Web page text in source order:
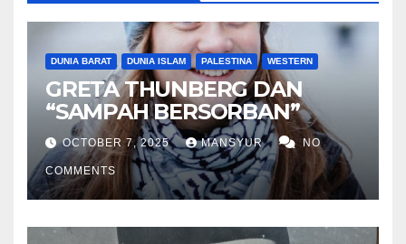
DUNIA BARAT DUNIA ISLAM PALESTINA WESTERN
GRETA THUNBERG DAN
“SAMPAH BERSORBAN”
OCTOBER 7, 2025 MANSYUR NO
COMMENTS